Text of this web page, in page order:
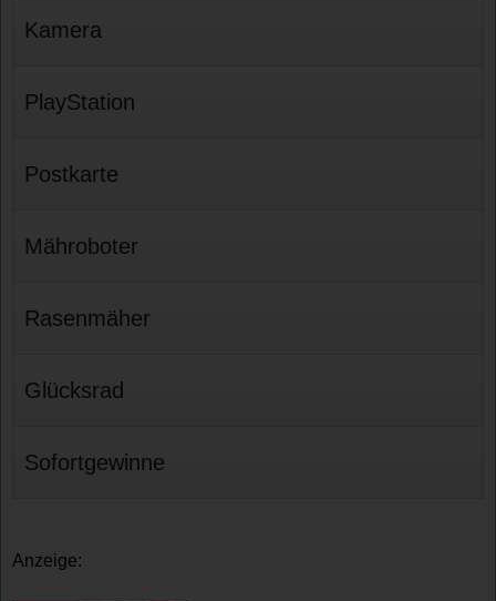
Kamera
PlayStation
Postkarte
Mähroboter
Rasenmäher
Glücksrad
Sofortgewinne
Anzeige: